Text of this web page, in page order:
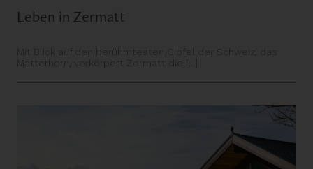
Leben in Zermatt
Mit Blick auf den berühmtesten Gipfel der Schweiz, das
Matterhorn, verkörpert Zermatt die [...]